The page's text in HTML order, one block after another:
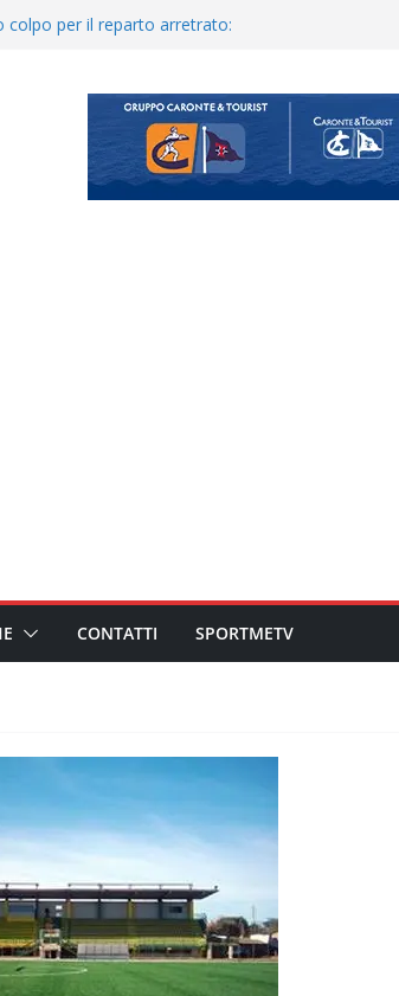
colpo per il reparto arretrato:
il ritiro di Cascia: intensità e
chiama questa piazza non
D»
Tourè è un nuovo
CONTATTI SPORTMETV